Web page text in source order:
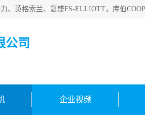
公司
企业视频